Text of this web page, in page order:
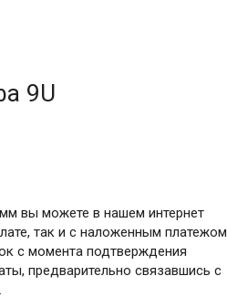
9U
вы можете в нашем интернет
так и с наложенным платежом
с момента подтверждения
предварительно связавшись с